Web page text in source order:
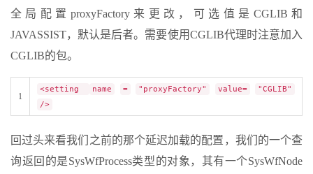
全局配置proxyFactory来更改，可选值是CGLIB和
JAVASSIST，默认是后者。需要使用CGLIB代理时注意加入
CGLIB的包。
1
<setting name = "proxyFactory" value=
"CGLIB"
/>
回过头来看我们之前的那个延迟加载的配置，我们的一个查
询返回的是SysWfProcess类型的对象，其有一个SysWfNode